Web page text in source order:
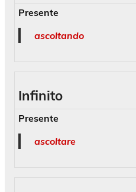
Presente
ascoltando
Infinito
Presente
ascoltare